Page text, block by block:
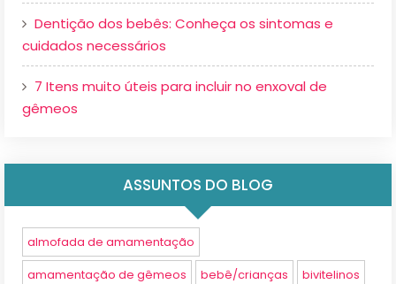
Dentição dos bebês: Conheça os sintomas e
cuidados necessários
7 Itens muito úteis para incluir no enxoval de
gêmeos
ASSUNTOS DO BLOG
almofada de amamentação
amamentação de gêmeos bebê/crianças bivitelinos